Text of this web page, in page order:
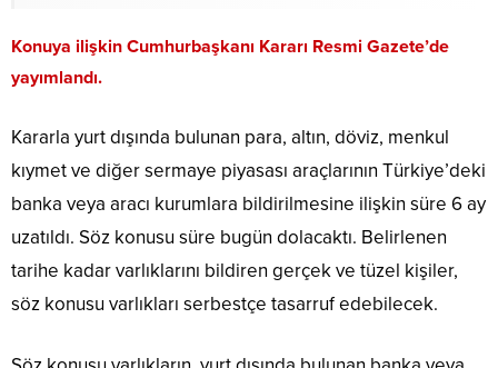
Konuya ilişkin Cumhurbaşkanı Kararı Resmi Gazete’de
yayımlandı.
Kararla yurt dışında bulunan para, altın, döviz, menkul
kıymet ve diğer sermaye piyasası araçlarının Türkiye’deki
banka veya aracı kurumlara bildirilmesine ilişkin süre 6 ay
uzatıldı. Söz konusu süre bugün dolacaktı. Belirlenen
tarihe kadar varlıklarını bildiren gerçek ve tüzel kişiler,
söz konusu varlıkları serbestçe tasarruf edebilecek.